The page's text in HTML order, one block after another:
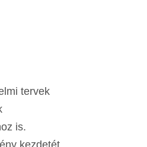
tervek
is.
kezdetét